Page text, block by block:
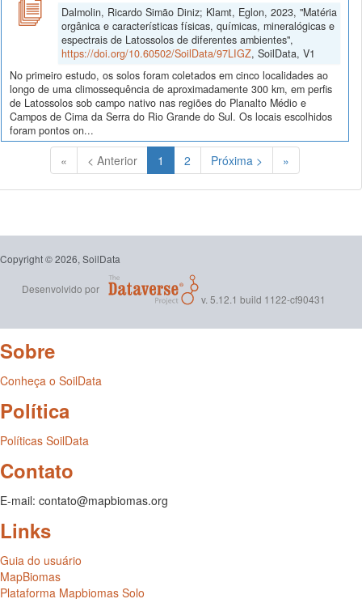
Dalmolin, Ricardo Simão Diniz; Klamt, Eglon, 2023, "Matéria
orgânica e características físicas, químicas, mineralógicas e
espectrais de Latossolos de diferentes ambientes",
https://doi.org/10.60502/SoilData/97LIGZ, SoilData, V1
No primeiro estudo, os solos foram coletados em cinco localidades ao
longo de uma climossequência de aproximadamente 300 km, em perfis
de Latossolos sob campo nativo nas regiões do Planalto Médio e
Campos de Cima da Serra do Rio Grande do Sul. Os locais escolhidos
foram pontos on...
« < Anterior 1 (Atual)
2 Próxima > »
Copyright © 2026, SoilData
Desenvolvido por
v. 5.12.1 build 1122-cf90431
Sobre
Conheça o SoilData
Política
Políticas SoilData
Contato
E-mail: contato@mapbiomas.org
Links
Guia do usuário
MapBiomas
Plataforma Mapbiomas Solo